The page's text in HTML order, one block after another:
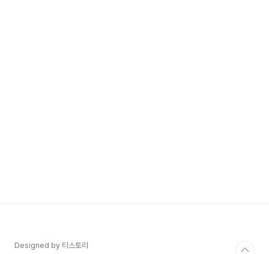
Designed by 티스토리